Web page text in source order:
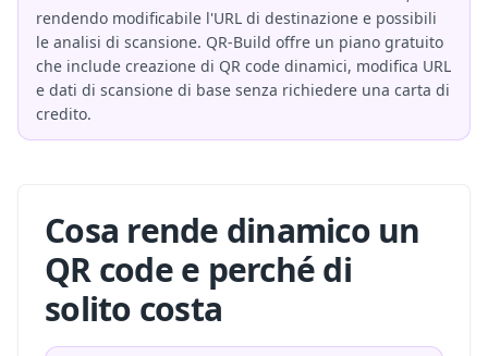
rendendo modificabile l'URL di destinazione e possibili
le analisi di scansione. QR-Build offre un piano gratuito
che include creazione di QR code dinamici, modifica URL
e dati di scansione di base senza richiedere una carta di
credito.
Cosa rende dinamico un
QR code e perché di
solito costa